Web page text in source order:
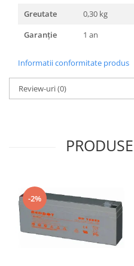
Greutate
0,30 kg
Garanție
1 an
Informatii conformitate produs
Review-uri(0)
-2%